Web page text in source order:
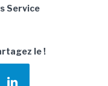
Service
le !